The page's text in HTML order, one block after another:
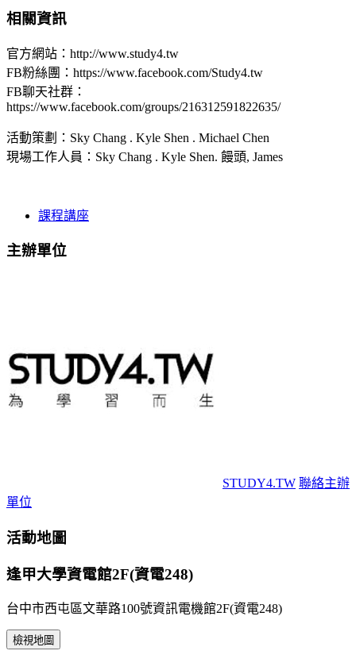
相關資訊
官方網站：http://www.study4.tw
FB粉絲團：https://www.facebook.com/Study4.tw
FB聊天社群：
https://www.facebook.com/groups/216312591822635/
活動策劃：Sky Chang . Kyle Shen . Michael Chen
現場工作人員：Sky Chang . Kyle Shen. 饅頭, James
課程講座
主辦單位
STUDY4.TW 聯絡主辦
單位
活動地圖
逢甲大學資電館2F(資電248)
台中市西屯區文華路100號資訊電機館2F(資電248)
檢視地圖